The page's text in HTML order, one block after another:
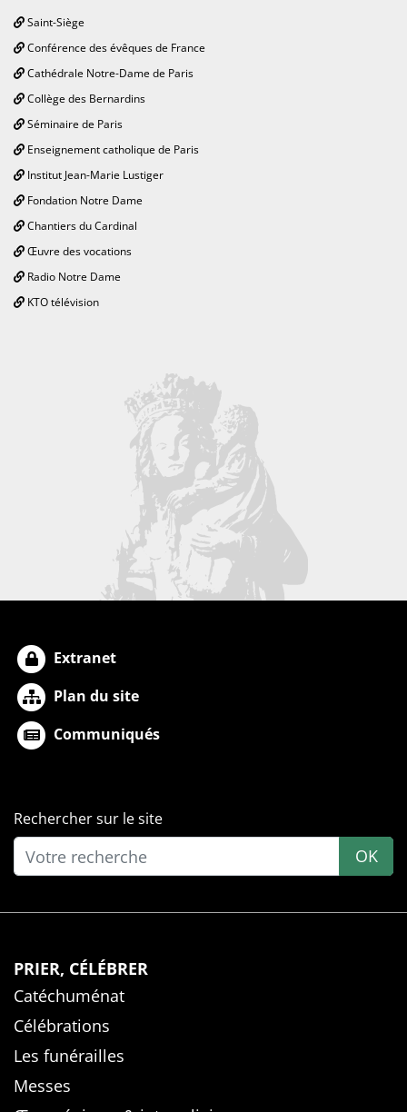
Saint-Siège
Conférence des évêques de France
Cathédrale Notre-Dame de Paris
Collège des Bernardins
Séminaire de Paris
Enseignement catholique de Paris
Institut Jean-Marie Lustiger
Fondation Notre Dame
Chantiers du Cardinal
Œuvre des vocations
Radio Notre Dame
KTO télévision
Extranet
Plan du site
Communiqués
Rechercher sur le site
OK
PRIER, CÉLÉBRER
Catéchuménat
Célébrations
Les funérailles
Messes